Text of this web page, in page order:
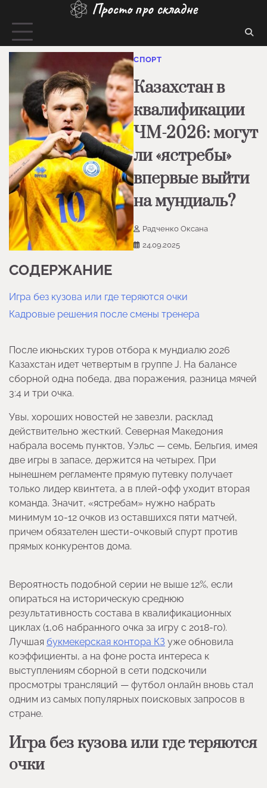
вмісту
Просто про складне
СПОРТ
Казахстан в
квалификации
ЧМ-2026: могут
ли «ястребы»
впервые выйти
на мундиаль?
Радченко Оксана
24.09.2025
СОДЕРЖАНИЕ
Игра без кузова или где теряются очки
Кадровые решения после смены тренера
После июньских туров отбора к мундиалю 2026
Казахстан идет четвертым в группе J. На балансе
сборной одна победа, два поражения, разница мячей
3:4 и три очка.
Увы, хороших новостей не завезли, расклад
действительно жесткий. Северная Македония
набрала восемь пунктов, Уэльс — семь, Бельгия, имея
две игры в запасе, держится на четырех. При
нынешнем регламенте прямую путевку получает
только лидер квинтета, а в плей-офф уходит вторая
команда. Значит, «ястребам» нужно набрать
минимум 10-12 очков из оставшихся пяти матчей,
причем обязателен шести-очковый спурт против
прямых конкурентов дома.
Вероятность подобной серии не выше 12%, если
опираться на историческую среднюю
результативность состава в квалификационных
циклах (1,06 набранного очка за игру с 2018-го).
Лучшая букмекерская контора КЗ уже обновила
коэффициенты, а на фоне роста интереса к
выступлениям сборной в сети подскочили
просмотры трансляций — футбол онлайн вновь стал
одним из самых популярных поисковых запросов в
стране.
Игра без кузова или где теряются
очки